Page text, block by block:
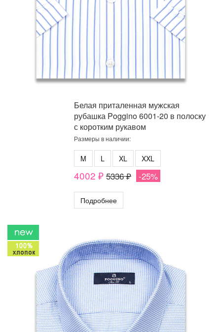
Белая приталенная мужская
рубашка Poggino 6001-20 в полоску
с коротким рукавом
Размеры в наличии:
M L XL XXL
4002 ₽ 5336 ₽ -25%
Подробнее